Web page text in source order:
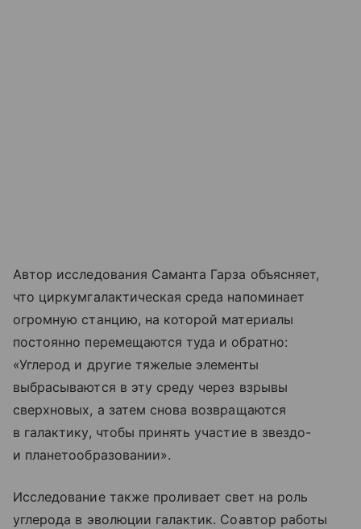
Автор исследования Саманта Гарза объясняет,
что циркумгалактическая среда напоминает
огромную станцию, на которой материалы
постоянно перемещаются туда и обратно:
«Углерод и другие тяжелые элементы
выбрасываются в эту среду через взрывы
сверхновых, а затем снова возвращаются
в галактику, чтобы принять участие в звездо-
и планетообразовании».
Исследование также проливает свет на роль
углерода в эволюции галактик. Соавтор работы